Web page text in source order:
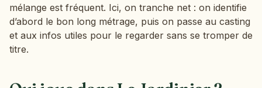
mélange est fréquent. Ici, on tranche net : on identifie
d’abord le bon long métrage, puis on passe au casting
et aux infos utiles pour le regarder sans se tromper de
titre.